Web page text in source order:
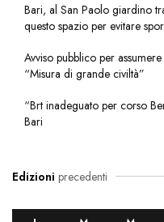
Bari, al San Paolo giardino
questo spazio per evitare
Avviso pubblico per
“Misura di grande civiltà”
“Brt inadeguato per corso
Bari
Edizioni precedenti